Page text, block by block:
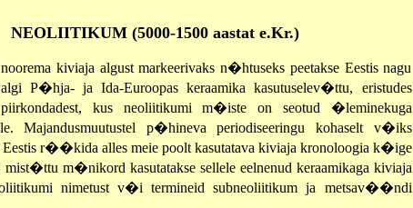
NEOLIITIKUM (5000-1500 aastat e.Kr.)
kiviaja algust markeerivaks n�htuseks peetakse Eestis nagu
P�hja- ja Ida-Euroopas keraamika kasutuselev�ttu, eristudes
kus neoliitikumi m�iste on seotud �leminekuga
Majandusmuutustel p�hineva periodiseeringu kohaselt v�iks
Eestis r��kida alles meie poolt kasutatava kiviaja kronoloogia k�ige
m�nikord kasutatakse sellele eelnenud keraamikaga kiviaja
nimetust v�i termineid subneoliitikum ja metsav��ndi